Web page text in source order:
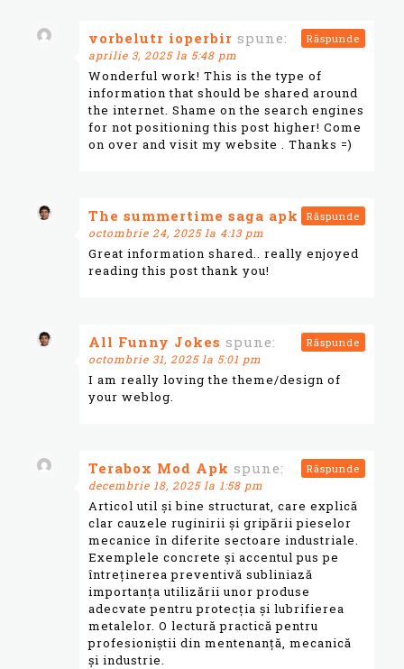
vorbelutr ioperbir spune:
aprilie 3, 2025 la 5:48 pm
Wonderful work! This is the type of
information that should be shared around
the internet. Shame on the search engines
for not positioning this post higher! Come
on over and visit my website . Thanks =)
Răspunde
The summertime saga apk spune:
octombrie 24, 2025 la 4:13 pm
Great information shared.. really enjoyed
reading this post thank you!
Răspunde
All Funny Jokes spune:
octombrie 31, 2025 la 5:01 pm
I am really loving the theme/design of
your weblog.
Răspunde
Terabox Mod Apk spune:
decembrie 18, 2025 la 1:58 pm
Articol util și bine structurat, care explică
clar cauzele ruginirii și gripării pieselor
mecanice în diferite sectoare industriale.
Exemplele concrete și accentul pus pe
întreținerea preventivă subliniază
importanța utilizării unor produse
adecvate pentru protecția și lubrifierea
metalelor. O lectură practică pentru
profesioniștii din mentenanță, mecanică
și industrie.
Răspunde